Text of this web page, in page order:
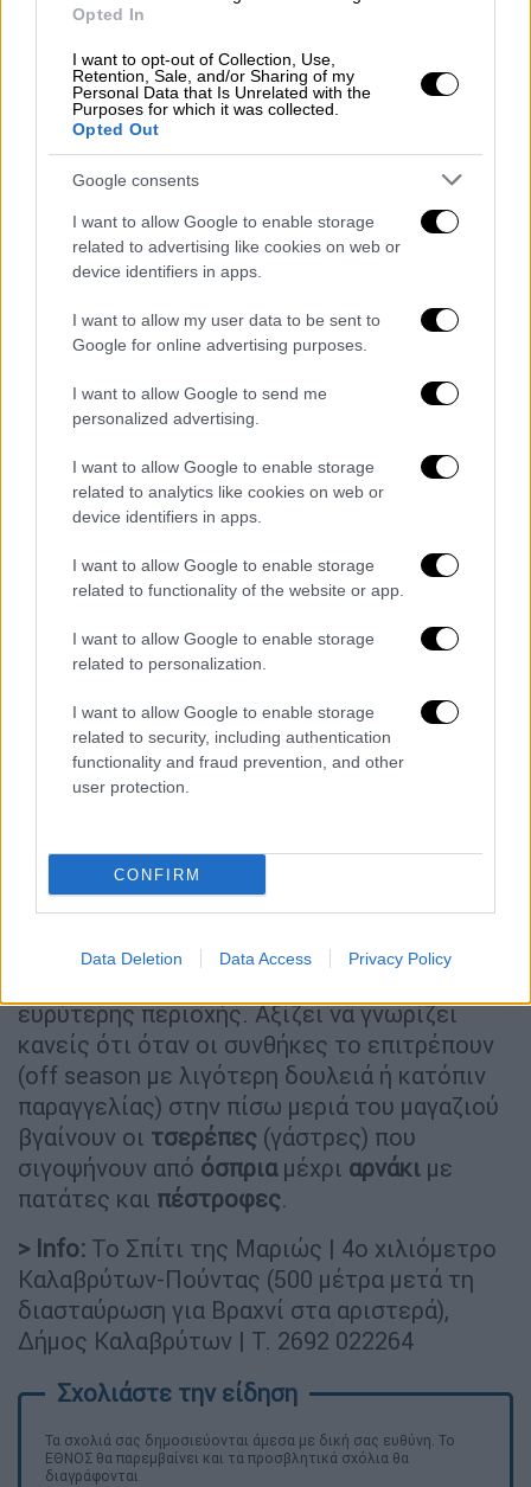
Opted In
I want to opt-out of Collection, Use,
Retention, Sale, and/or Sharing of my
Personal Data that Is Unrelated with the
Purposes for which it was collected.
Opted Out
Google consents
I want to allow Google to enable storage
related to advertising like cookies on web or
device identifiers in apps.
I want to allow my user data to be sent to
Google for online advertising purposes.
I want to allow Google to send me
personalized advertising.
I want to allow Google to enable storage
related to analytics like cookies on web or
device identifiers in apps.
I want to allow Google to enable storage
related to functionality of the website or app.
I want to allow Google to enable storage
related to personalization.
I want to allow Google to enable storage
related to security, including authentication
functionality and fraud prevention, and other
user protection.
CONFIRM
Data Deletion Data Access Privacy Policy
Χριστίνα Τσαμουρά
Αγριόχοιρος με οξύμελο και φακές, αλλά και σε
βρήκαμε εδώ, ωραιότατα μες στην απλότητά
τους και το καλομαγείρεμά τους πιάτα
όπωςφασόλια κερτεζίτικα με τα μάραθα
καρότα και φρέσκο κρεμμυδάκι,βλίτα
τσιγαριαστά με ντομάτα και φέτα
Καλαβρύτων, αλλά και
πατατάκι-τσιπς,αγριόχοιρο με οξύμελο και
φακέςήστιφάδο.Η λίστα κρασιών,
διαλεγμένη με αγάπη για τα ντόπια αμπέλια,
περιλαμβάνει τουλάχιστον 80 τοπικές
ευρύτερης περιοχής. Αξίζει να γνωρίζει
κανείς ότι όταν οι συνθήκες το επιτρέπουν
(off season με λιγότερη δουλειά ή κατόπιν
παραγγελίας) στην πίσω μεριά του μαγαζιού
βγαίνουν οι τσερέπες (γάστρες) που
σιγοψήνουν από όσπριαμέχρι αρνάκι με
πατάτες και πέστροφες.
> Info: Το Σπίτι της Μαριώς | 4ο χιλιόμετρο
Καλαβρύτων-Πούντας (500 μέτρα μετά τη
διασταύρωση για Βραχνί στα αριστερά),
Δήμος Καλαβρύτων | Τ. 2692 022264
Τα σχολιά σας δημοσιεύονται άμεσα με δική σας ευθύνη. Το
ΕΘΝΟΣ θα παρεμβαίνει και τα προσβλητικά σχόλια θα
διαγράφονται